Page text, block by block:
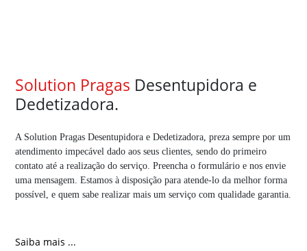
Solution Pragas Desentupidora e
Dedetizadora.
A Solution Pragas Desentupidora e Dedetizadora, preza sempre por um
atendimento impecável dado aos seus clientes, sendo do primeiro
contato até a realização do serviço. Preencha o formulário e nos envie
uma mensagem. Estamos à disposição para atende-lo da melhor forma
possível, e quem sabe realizar mais um serviço com qualidade garantia.
Saiba mais ...